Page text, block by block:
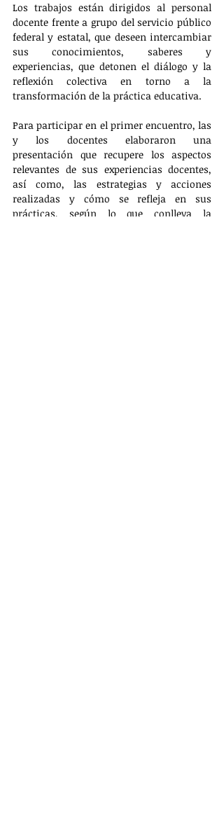
Los trabajos están dirigidos al personal
docente frente a grupo del servicio público
federal y estatal, que deseen intercambiar
sus conocimientos, saberes y
experiencias, que detonen el diálogo y la
reflexión colectiva en torno a la
transformación de la práctica educativa.
Para participar en el primer encuentro, las
y los docentes elaboraron una
presentación que recupere los aspectos
relevantes de sus experiencias docentes,
así como, las estrategias y acciones
realizadas y cómo se refleja en sus
prácticas, según lo que conlleva la